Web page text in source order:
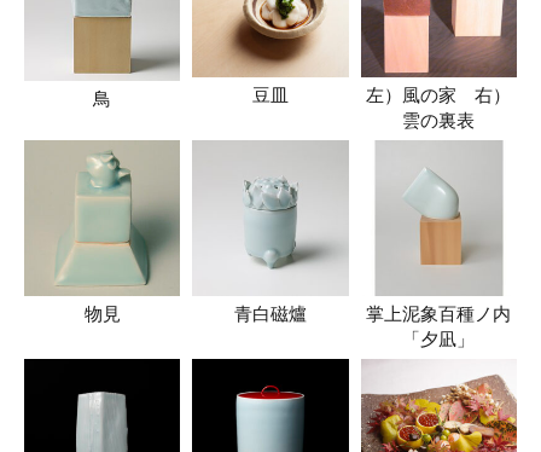
鳥 豆皿
左）風の家 右）
雲の裏表
物見 青白磁爐
掌上泥象百種ノ内
「夕凪」